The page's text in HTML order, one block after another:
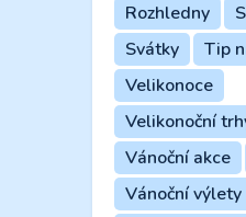
Rozhledny
Svátky
Tip
Velikonoce
Velikonoční
Vánoční akce
Vánoční výlety